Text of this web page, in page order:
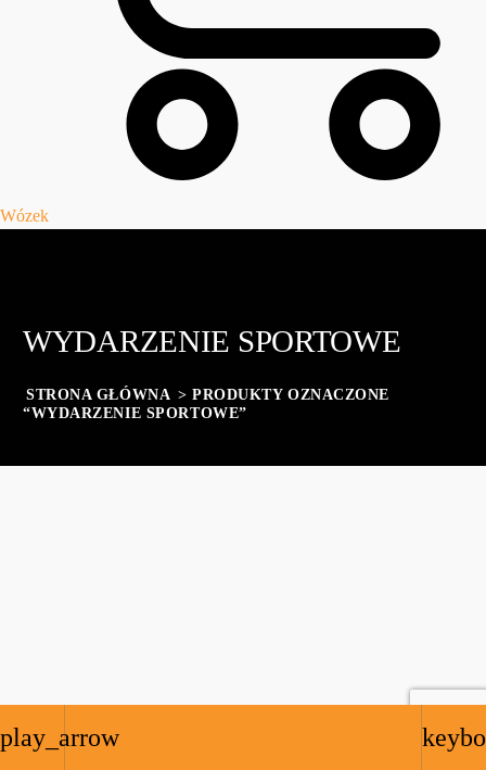
play_arrow
Wózek
WYDARZENIE SPORTOWE
STRONA GŁÓWNA > PRODUKTY OZNACZONE
“WYDARZENIE SPORTOWE”